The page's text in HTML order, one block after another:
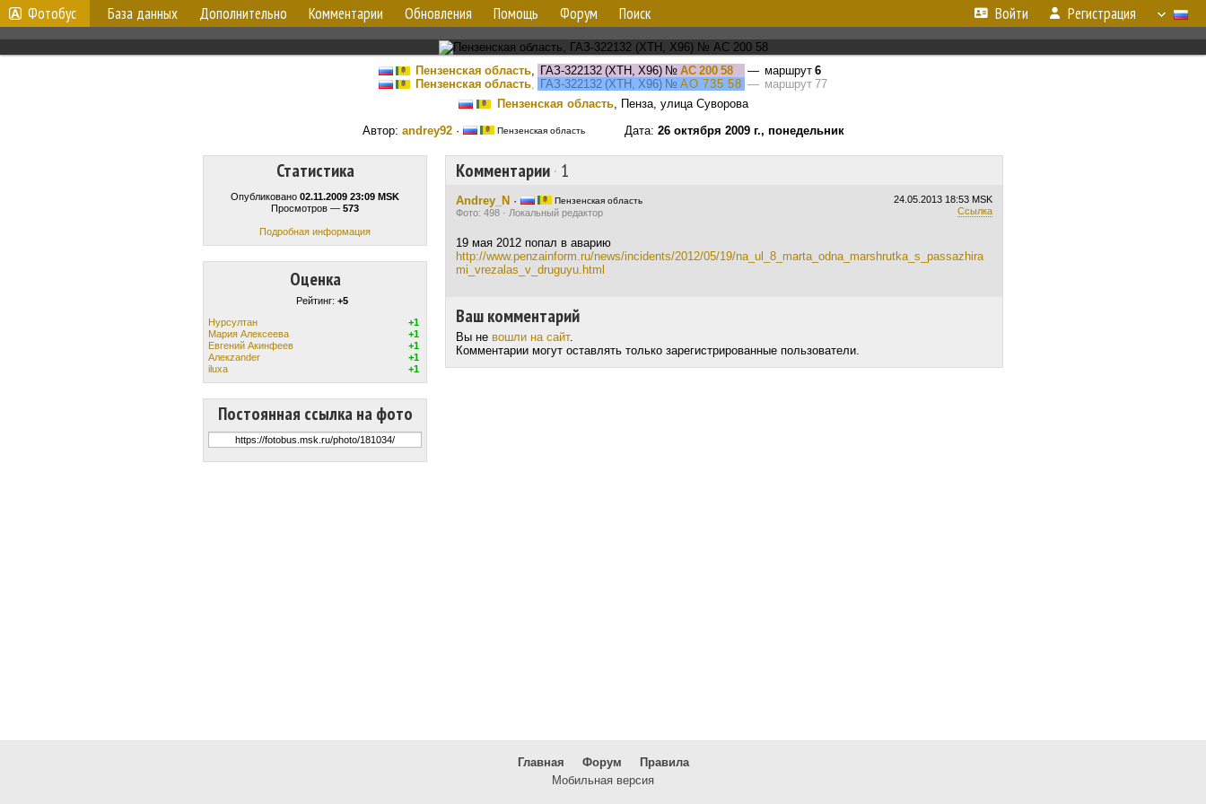
Фотобус База данных Дополнительно Комментарии Обновления Помощь Форум Поиск Войти Регистрация
Пензенская область, ГАЗ-322132 (XTH, X96) № АС 200 58 — маршрут 6
Пензенская область, ГАЗ-322132 (XTH, X96) № АО 735 58 — маршрут 77
Пензенская область, Пенза, улица Суворова
Автор: andrey92· Пензенская областьДата: 26 октября 2009 г., понедельник
Статистика
Опубликовано 02.11.2009 23:09 MSK
Просмотров — 573
Подробная информация
Оценка
Рейтинг: +5
Нурсултан
+1
Мария Алексеева
+1
Евгений Акинфеев
+1
Алекzander
+1
iluxa
+1
Постоянная ссылка на фото
Комментарии· 1
24.05.2013 18:53 MSK
Ссылка
Andrey_N · Пензенская область
Фото: 498 · Локальный редактор
19 мая 2012 попал в аварию
http://www.penzainform.ru/news/incidents/2012/05/19/na_ul_8_marta_odna_marshrutka_s_passazhira
mi_vrezalas_v_druguyu.html
Ваш комментарий
Вы не вошли на сайт.
Комментарии могут оставлять только зарегистрированные пользователи.
Главная Форум
Правила
Мобильная версия